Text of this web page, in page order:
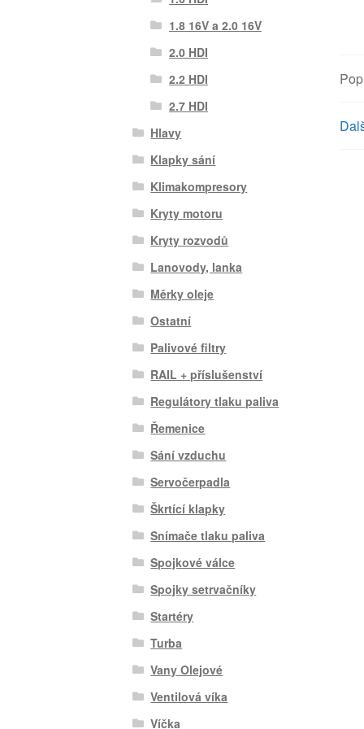
1.8 16V a 2.0 16V
2.0 HDI
2.2 HDI
2.7 HDI
Hlavy
Klapky sání
Klimakompresory
Kryty motoru
Kryty rozvodů
Lanovody, lanka
Měrky oleje
Ostatní
Palivové filtry
RAIL + příslušenství
Regulátory tlaku paliva
Řemenice
Sání vzduchu
Servočerpadla
Škrtící klapky
Snímače tlaku paliva
Spojkové válce
Spojky setrvačníky
Startéry
Turba
Vany Olejové
Ventilová víka
Víčka